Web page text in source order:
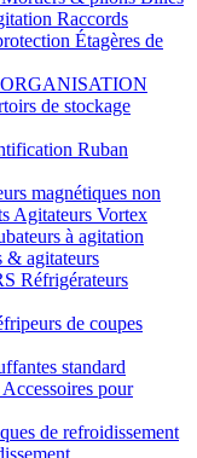
Raccords
Étagères de
de stockage
Ruban
magnétiques non
Agitateurs Vortex
à agitation
& agitateurs
Réfrigérateurs
de coupes
standard
Accessoires pour
de refroidissement